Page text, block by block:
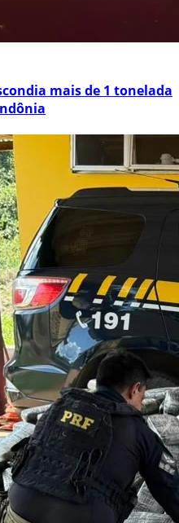
mais de 1 tonelada